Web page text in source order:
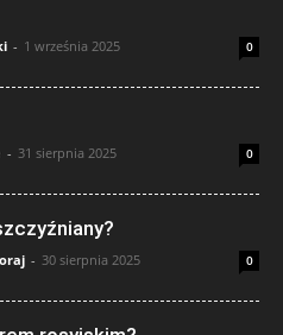
- 1 września 2025 0
- 31 sierpnia 2025 0
- 30 sierpnia 2025 0